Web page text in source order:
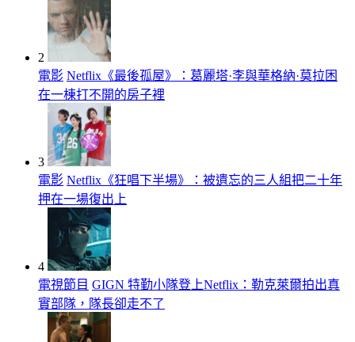
2
電影 Netflix《最後孤屋》：葛麗塔·李與華格納·莫拉困
在一棟打不開的房子裡
3
電影 Netflix《狂唱下半場》：被遺忘的三人組把二十年
押在一場復出上
4
電視節目 GIGN 特勤小隊登上Netflix：勒克萊爾拍出真
實部隊，隊長卻走不了